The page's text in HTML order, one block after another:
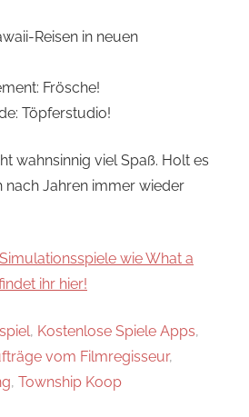
Reisen in neuen
Frösche!
Töpferstudio!
wahnsinnig viel Spaß. Holt es
nach Jahren immer wieder
wie What a
ihr hier!
, Kostenlose Spiele Apps,
vom Filmregisseur,
, Township Koop